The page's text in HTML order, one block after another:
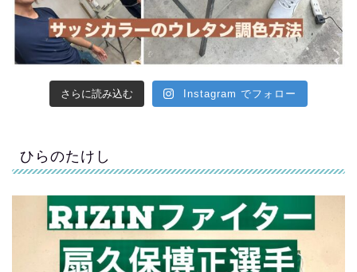
さらに読み込む Instagram でフォロー
ひらのたけし